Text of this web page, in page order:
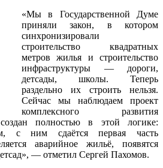
«Мы в Государственной Думе
приняли закон, в котором
синхронизировали
строительство квадратных
метров жилья и строительство
инфраструктуры — дороги,
детсады, школы. Теперь
раздельно их строить нельзя.
Сейчас мы наблюдаем проект
комплексного развития
полностью в этой логике:
с ним сдаётся первая часть
аварийное жильё, появятся
— отметил Сергей Пахомов.